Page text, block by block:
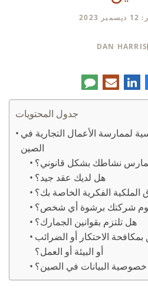
DAN HARRIS
لينكدإنالبريد
الإلكتروني
تعليق
جدول المحتويات
لممارسة الأعمال التجارية في
الصين
نشاطك بشكل قانوني؟
هل لديك عقد جيد؟
الفكرية الخاصة بك؟
شركتك برشوة أي شخص؟
هل تلتزم بقوانين الجمارك؟
الاحتكار أو الضرائب
أو البيئة أو العمل؟
خصوصية البيانات في الصين؟